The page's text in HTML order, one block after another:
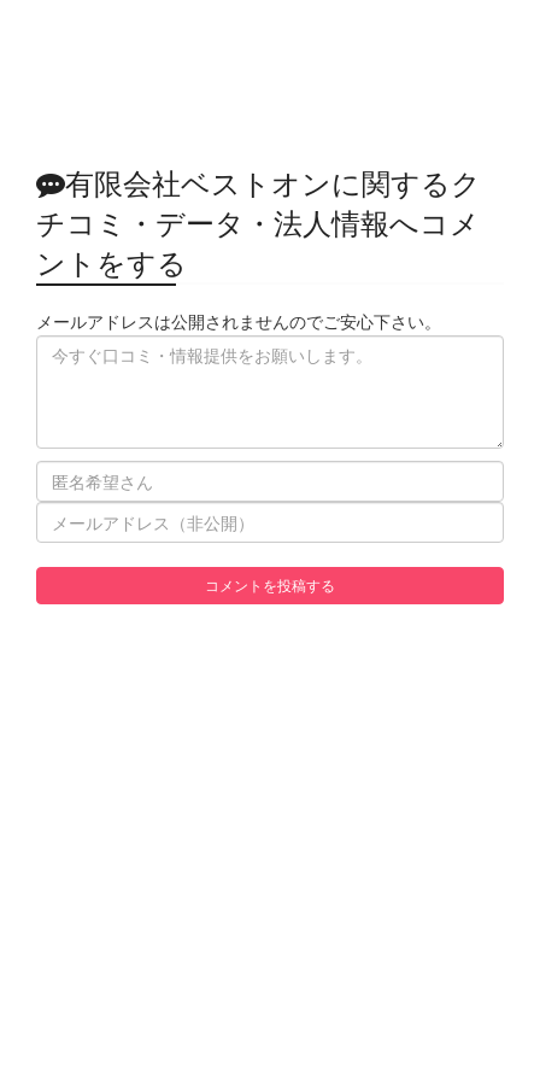
有限会社ベストオンに関するク
チコミ・データ・法人情報へコメ
ントをする
メールアドレスは公開されませんのでご安心下さい。